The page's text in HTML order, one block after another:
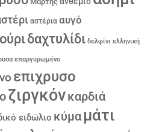
αστέρια αυγό
δαχτυλίδι δελφίνι ελληνική
επαργυρωμένο
επιχρυσο
ζιργκόνκαρδιά
ειδώλιο κύμα μάτι